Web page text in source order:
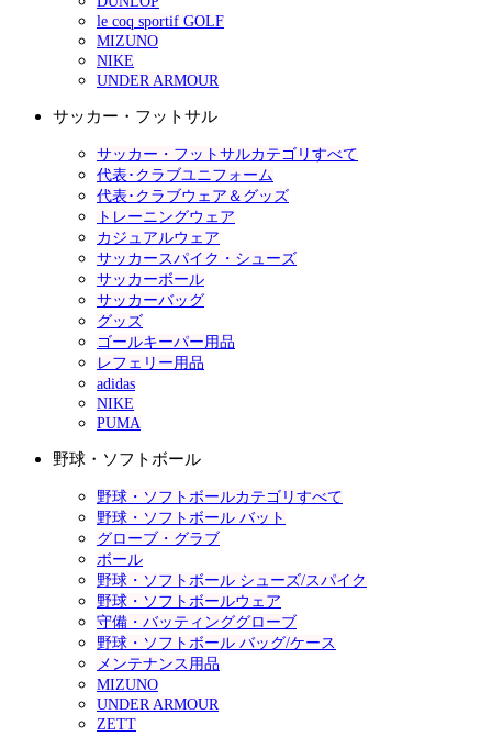
le coq sportif GOLF
MIZUNO
NIKE
UNDER ARMOUR
サッカー・フットサル
サッカー・フットサルカテゴリすべて
代表･クラブユニフォーム
代表･クラブウェア＆グッズ
トレーニングウェア
カジュアルウェア
サッカースパイク・シューズ
サッカーボール
サッカーバッグ
グッズ
ゴールキーパー用品
レフェリー用品
adidas
NIKE
PUMA
野球・ソフトボール
野球・ソフトボールカテゴリすべて
野球・ソフトボール バット
グローブ・グラブ
ボール
野球・ソフトボール シューズ/スパイク
野球・ソフトボールウェア
守備・バッティンググローブ
野球・ソフトボール バッグ/ケース
メンテナンス用品
MIZUNO
UNDER ARMOUR
ZETT